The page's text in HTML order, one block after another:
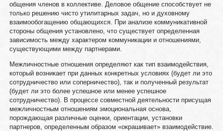
общения членов в коллективе. Деловое общение способствует не
только решению чисто утилитарных задач, но и духовному
взаимообогащению общающихся. При анализе коммуникативной
стороны общения установлено, что существует определенная
зависимость между характером коммуникации и отношениями,
существующими между партнерами.
Межличностные отношения определяют как тип взаимодействия,
который возникает при данных конкретных условиях (будет ли это
сотрудничество или соперничество), так и полученный результат
(будет ли это более успешное или менее успешное
сотрудничество). В процессе совместной деятельности присущая
межличностным отношениям эмоциональная основа,
порождающая различные оценки, ориентации, установки
партнеров, определенным образом «окрашивает» взаимодействие.